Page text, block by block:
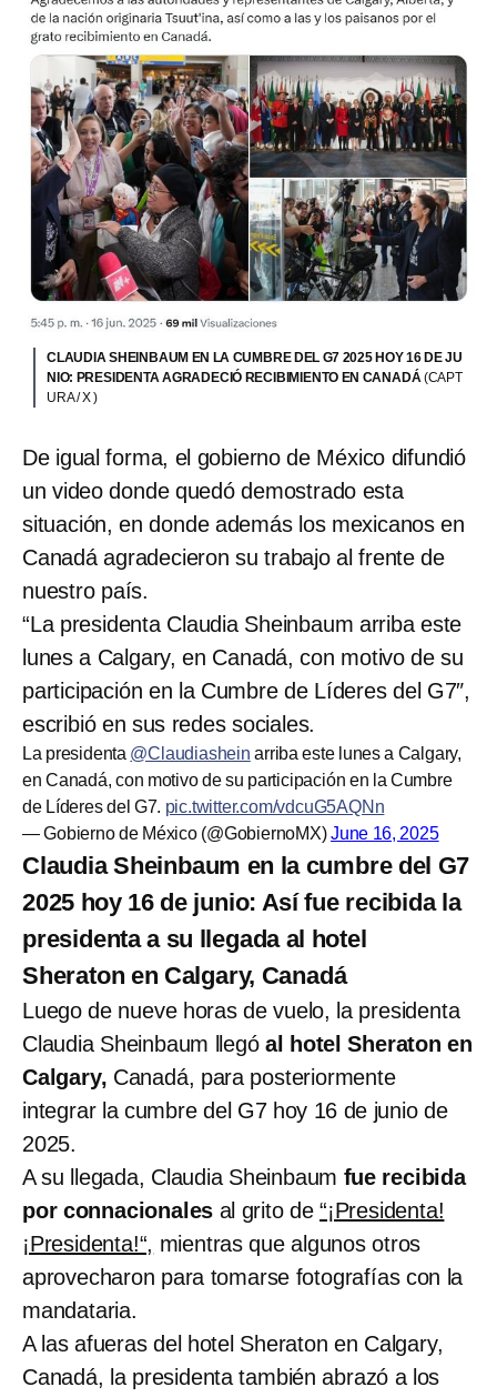
CLAUDIA SHEINBAUM EN LA CUMBRE DEL G7 2025 HOY 16 DE JU
NIO: PRESIDENTA AGRADECIÓ RECIBIMIENTO EN CANADÁ(CAPT
URA / X )
De igual forma, el gobierno de México difundió
un video donde quedó demostrado esta
situación, en donde además los mexicanos en
Canadá agradecieron su trabajo al frente de
nuestro país.
“La presidenta Claudia Sheinbaum arriba este
lunes a Calgary, en Canadá, con motivo de su
participación en la Cumbre de Líderes del G7″,
escribió en sus redes sociales.
La presidenta @Claudiashein arriba este lunes a Calgary,
en Canadá, con motivo de su participación en la Cumbre
de Líderes del G7. pic.twitter.com/vdcuG5AQNn
— Gobierno de México (@GobiernoMX)June 16, 2025
Claudia Sheinbaum en la cumbre del G7
2025 hoy 16 de junio: Así fue recibida la
presidenta a su llegada al hotel
Sheraton en Calgary, Canadá
Luego de nueve horas de vuelo, la presidenta
Claudia Sheinbaum llegóal hotel Sheraton en
Calgary, Canadá, para posteriormente
integrar la cumbre del G7 hoy 16 de junio de
2025.
A su llegada, Claudia Sheinbaum fue recibida
por connacionales al grito de“¡Presidenta!
¡Presidenta!“, mientras que algunos otros
aprovecharon para tomarse fotografías con la
mandataria.
A las afueras del hotel Sheraton en Calgary,
Canadá, la presidenta también abrazó a los